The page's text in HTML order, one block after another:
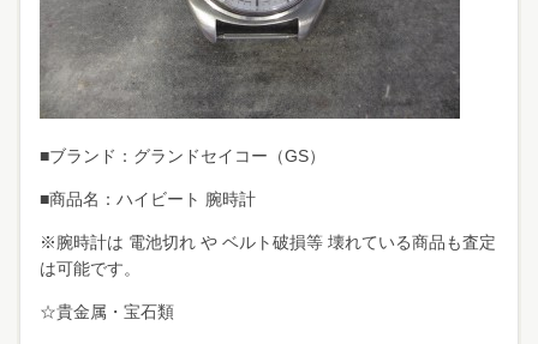
■ブランド：グランドセイコー（GS）
■商品名：ハイビート 腕時計
※腕時計は 電池切れ や ベルト破損等 壊れている商品も査定
は可能です。
☆貴金属・宝石類